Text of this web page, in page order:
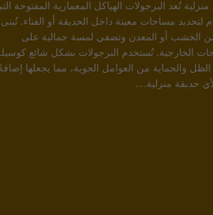
تُعد البرجولات الهياكل المعمارية المفتوحة
لتحديد مساحات معينة داخل الحديقة أو الفناء. تُبنى
الخشب أو المعدن وتضفي لمسة جمالية على
الخارجية. تُستخدم البرجولات بشكل شائع
الظل والحماية من العوامل الجوية، مما يجعلها
حديقة منزلية.…